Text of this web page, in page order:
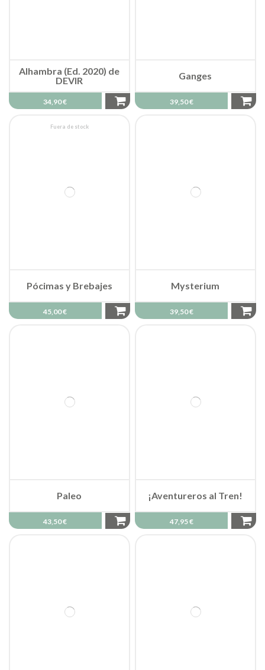
Alhambra (Ed. 2020) de
DEVIR
34,90 €
Ganges
39,50 €
Fuera de stock
Pócimas y Brebajes
45,00 €
Mysterium
39,50 €
Paleo
43,50 €
¡Aventureros al Tren!
47,95 €